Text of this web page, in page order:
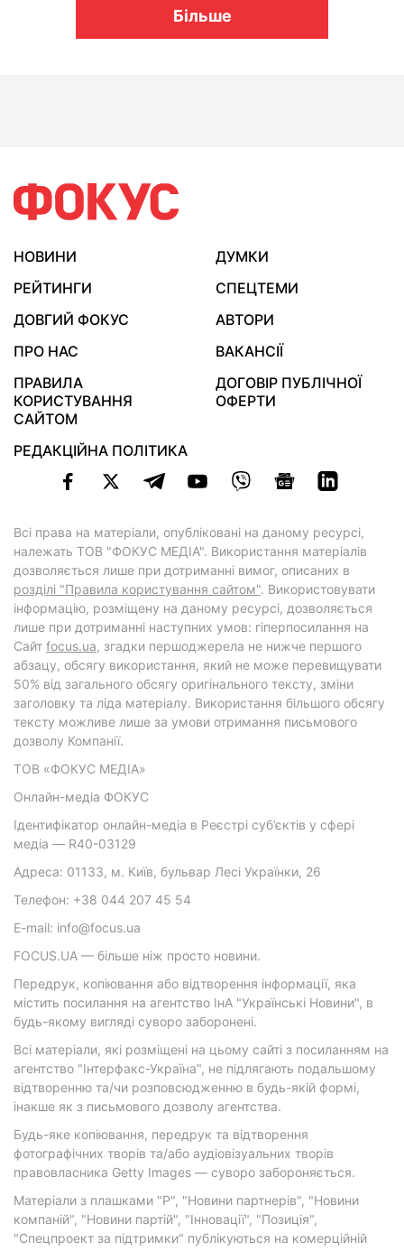
Більше
НОВИНИ
ДУМКИ
РЕЙТИНГИ
СПЕЦТЕМИ
ДОВГИЙ ФОКУС
АВТОРИ
ПРО НАС
ВАКАНСІЇ
ПРАВИЛА
КОРИСТУВАННЯ
САЙТОМ
ДОГОВІР ПУБЛІЧНОЇ
ОФЕРТИ
РЕДАКЦІЙНА ПОЛІТИКА
Всі права на матеріали, опубліковані на даному ресурсі,
належать ТОВ "ФОКУС МЕДІА". Використання матеріалів
дозволяється лише при дотриманні вимог, описаних в
розділі "Правила користування сайтом". Використовувати
інформацію, розміщену на даному ресурсі, дозволяється
лише при дотриманні наступних умов: гіперпосилання на
Cайт focus.ua, згадки першоджерела не нижче першого
абзацу, обсягу використання, який не може перевищувати
50% від загального обсягу оригінального тексту, зміни
заголовку та ліда матеріалу. Використання більшого обсягу
тексту можливе лише за умови отримання письмового
дозволу Компанії.
ТОВ «ФОКУС МЕДІА»
Онлайн-медіа ФОКУС
Ідентифікатор онлайн-медіа в Реєстрі суб’єктів у сфері
медіа — R40-03129
Адреса: 01133, м. Київ, бульвар Лесі Українки, 26
Телефон: +38 044 207 45 54
E-mail: info@focus.ua
FOCUS.UA — більше ніж просто новини.
Передрук, копіювання або відтворення інформації, яка
містить посилання на агентство ІнА "Українські Новини", в
будь-якому вигляді суворо заборонені.
Всі матеріали, які розміщені на цьому сайті з посиланням на
агентство "Інтерфакс-Україна", не підлягають подальшому
відтворенню та/чи розповсюдженню в будь-якій формі,
інакше як з письмового дозволу агентства.
Будь-яке копіювання, передрук та відтворення
фотографічних творів та/або аудіовізуальних творів
правовласника Getty Images — суворо забороняється.
Матеріали з плашками "Р", "Новини партнерів", "Новини
компаній", "Новини партій", "Інновації", "Позиція",
"Спецпроект за підтримки" публікуються на комерційній